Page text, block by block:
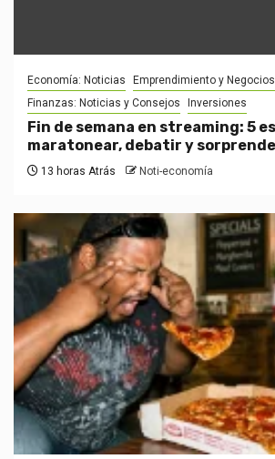
Economía: Noticias
Emprendimiento y Negocios
Finanzas: Noticias y Consejos
Inversiones
Fin de semana en streaming: 5
maratonear, debatir y
13 horas Atrás Noti-economía